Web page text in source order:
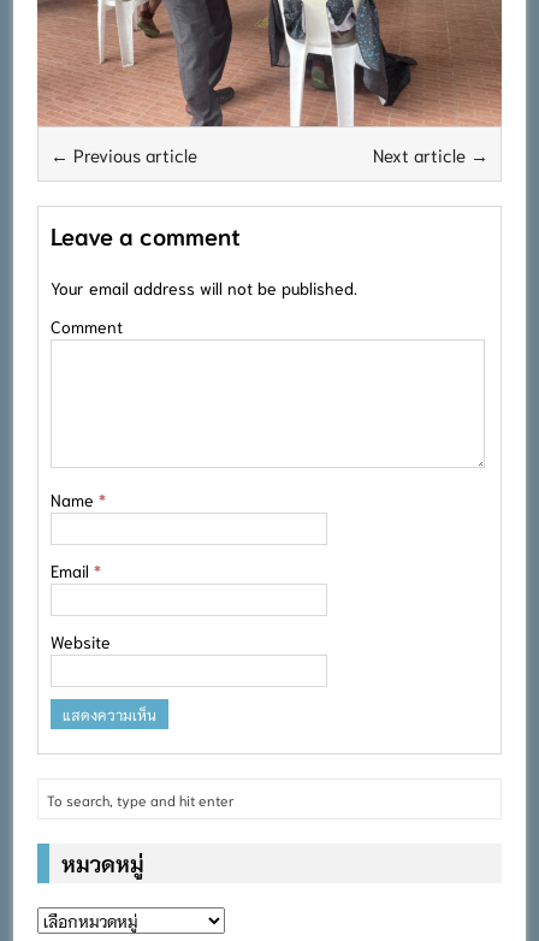
← Previous article Next article →
Leave a comment
Your email address will not be published.
Comment
Name*
Email*
Website
หมวดหมู่
หมวด